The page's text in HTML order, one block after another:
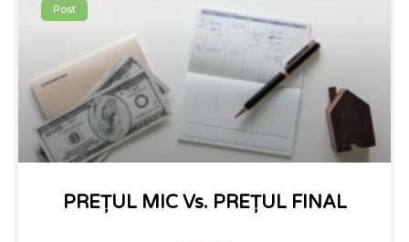
Post
PREȚUL MIC Vs. PREȚUL FINAL